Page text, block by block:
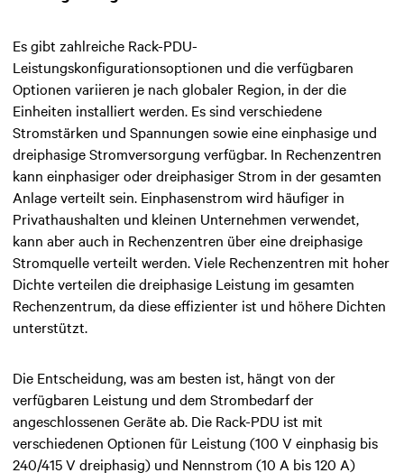
Es gibt zahlreiche Rack-PDU-
Leistungskonfigurationsoptionen und die verfügbaren
Optionen variieren je nach globaler Region, in der die
Einheiten installiert werden. Es sind verschiedene
Stromstärken und Spannungen sowie eine einphasige und
dreiphasige Stromversorgung verfügbar. In Rechenzentren
kann einphasiger oder dreiphasiger Strom in der gesamten
Anlage verteilt sein. Einphasenstrom wird häufiger in
Privathaushalten und kleinen Unternehmen verwendet,
kann aber auch in Rechenzentren über eine dreiphasige
Stromquelle verteilt werden. Viele Rechenzentren mit hoher
Dichte verteilen die dreiphasige Leistung im gesamten
Rechenzentrum, da diese effizienter ist und höhere Dichten
unterstützt.
Die Entscheidung, was am besten ist, hängt von der
verfügbaren Leistung und dem Strombedarf der
angeschlossenen Geräte ab. Die Rack-PDU ist mit
verschiedenen Optionen für Leistung (100 V einphasig bis
240/415 V dreiphasig) und Nennstrom (10 A bis 120 A)